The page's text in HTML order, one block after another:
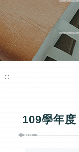
:::
109學年度